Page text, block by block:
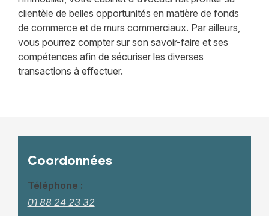
clientèle de belles opportunités en matière de fonds
de commerce et de murs commerciaux. Par ailleurs,
vous pourrez compter sur son savoir-faire et ses
compétences afin de sécuriser les diverses
transactions à effectuer.
Coordonnées
Téléphone :
01 88 24 23 32